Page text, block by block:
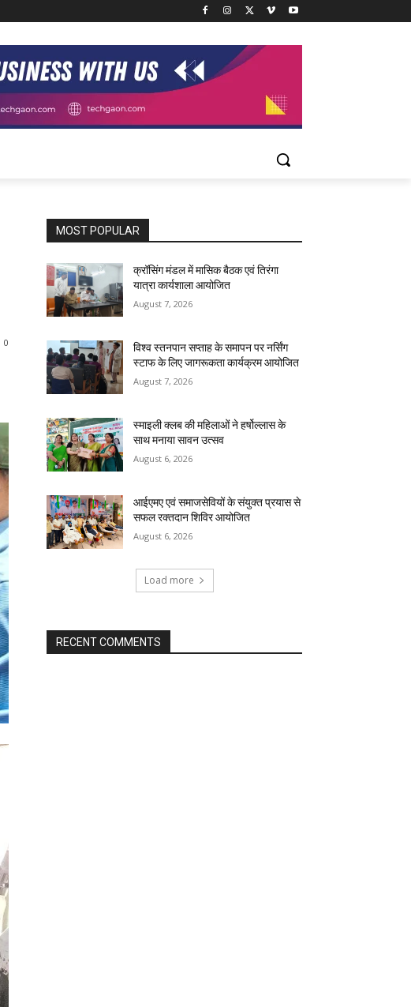
0
MOST POPULAR
क्रॉसिंग मंडल में मासिक बैठक एवं तिरंगा
यात्रा कार्यशाला आयोजित
August 7, 2026
विश्व स्तनपान सप्ताह के समापन पर नर्सिंग
स्टाफ के लिए जागरूकता कार्यक्रम आयोजित
August 7, 2026
स्माइली क्लब की महिलाओं ने हर्षोल्लास के
साथ मनाया सावन उत्सव
August 6, 2026
आईएमए एवं समाजसेवियों के संयुक्त प्रयास से
सफल रक्तदान शिविर आयोजित
August 6, 2026
Load more
RECENT COMMENTS